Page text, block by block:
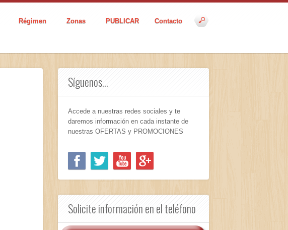
Régimen Zonas PUBLICAR Contacto
Síguenos...
Accede a nuestras redes sociales y te
daremos información en cada instante de
nuestras OFERTAS y PROMOCIONES
Solicite información en el teléfono